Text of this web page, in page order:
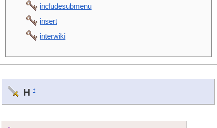
includesubmenu
insert
interwiki
H †